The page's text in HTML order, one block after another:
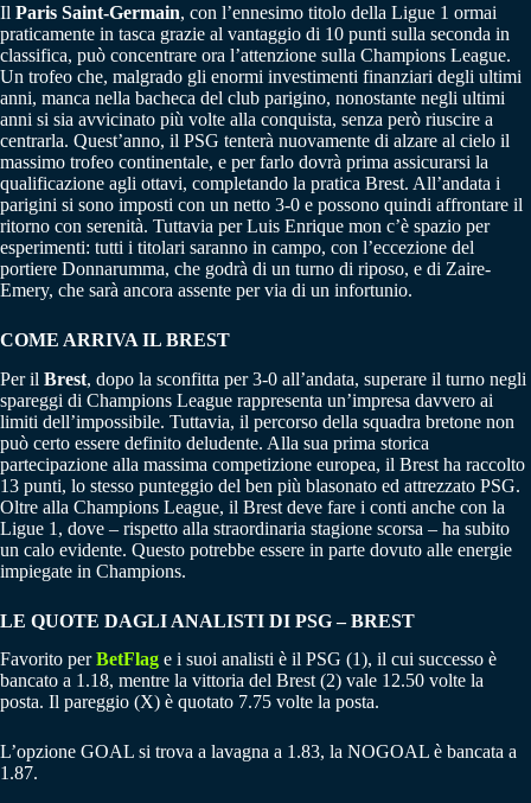
Il Paris Saint-Germain, con l’ennesimo titolo della Ligue 1 ormai
praticamente in tasca grazie al vantaggio di 10 punti sulla seconda in
classifica, può concentrare ora l’attenzione sulla Champions League.
Un trofeo che, malgrado gli enormi investimenti finanziari degli ultimi
anni, manca nella bacheca del club parigino, nonostante negli ultimi
anni si sia avvicinato più volte alla conquista, senza però riuscire a
centrarla. Quest’anno, il PSG tenterà nuovamente di alzare al cielo il
massimo trofeo continentale, e per farlo dovrà prima assicurarsi la
qualificazione agli ottavi, completando la pratica Brest. All’andata i
parigini si sono imposti con un netto 3-0 e possono quindi affrontare il
ritorno con serenità. Tuttavia per Luis Enrique mon c’è spazio per
esperimenti: tutti i titolari saranno in campo, con l’eccezione del
portiere Donnarumma, che godrà di un turno di riposo, e di Zaire-
Emery, che sarà ancora assente per via di un infortunio.
COME ARRIVA IL BREST
Per il Brest, dopo la sconfitta per 3-0 all’andata, superare il turno negli
spareggi di Champions League rappresenta un’impresa davvero ai
limiti dell’impossibile. Tuttavia, il percorso della squadra bretone non
può certo essere definito deludente. Alla sua prima storica
partecipazione alla massima competizione europea, il Brest ha raccolto
13 punti, lo stesso punteggio del ben più blasonato ed attrezzato PSG.
Oltre alla Champions League, il Brest deve fare i conti anche con la
Ligue 1, dove – rispetto alla straordinaria stagione scorsa – ha subito
un calo evidente. Questo potrebbe essere in parte dovuto alle energie
impiegate in Champions.
LE QUOTE DAGLI ANALISTI DI PSG – BREST
Favorito perBetFlag e i suoi analisti è il PSG (1), il cui successo è
bancato a 1.18, mentre la vittoria del Brest (2) vale 12.50 volte la
posta. Il pareggio (X) è quotato 7.75 volte la posta.
L’opzione GOAL si trova a lavagna a 1.83, la NOGOAL è bancata a
1.87.